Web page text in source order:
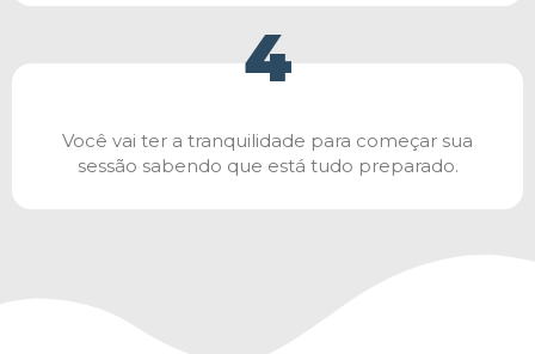
4
Você vai ter a tranquilidade para começar sua
sessão sabendo que está tudo preparado.